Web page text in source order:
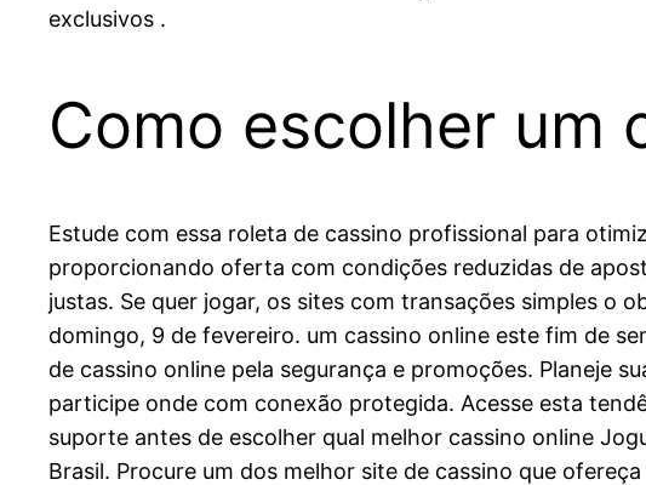
exclusivos .
Como escolher um
Estude com essa roleta de cassino profissional para
proporcionando oferta com condições reduzidas de
justas. Se quer jogar, os sites com transações simples o
domingo, 9 de fevereiro. um cassino online este fim de
de cassino online pela segurança e promoções. Planeje
participe onde com conexão protegida. Acesse esta
suporte antes de escolher qual melhor cassino online
Brasil. Procure um dos melhor site de cassino que